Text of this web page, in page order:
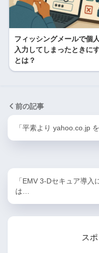
フィッシングメールで個
入力してしまったときに
とは？
前の記事
「平素より yahoo.co.jp
「EMV 3-Dセキュア導入
は…
ス